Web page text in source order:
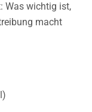
Was wichtig ist,
macht